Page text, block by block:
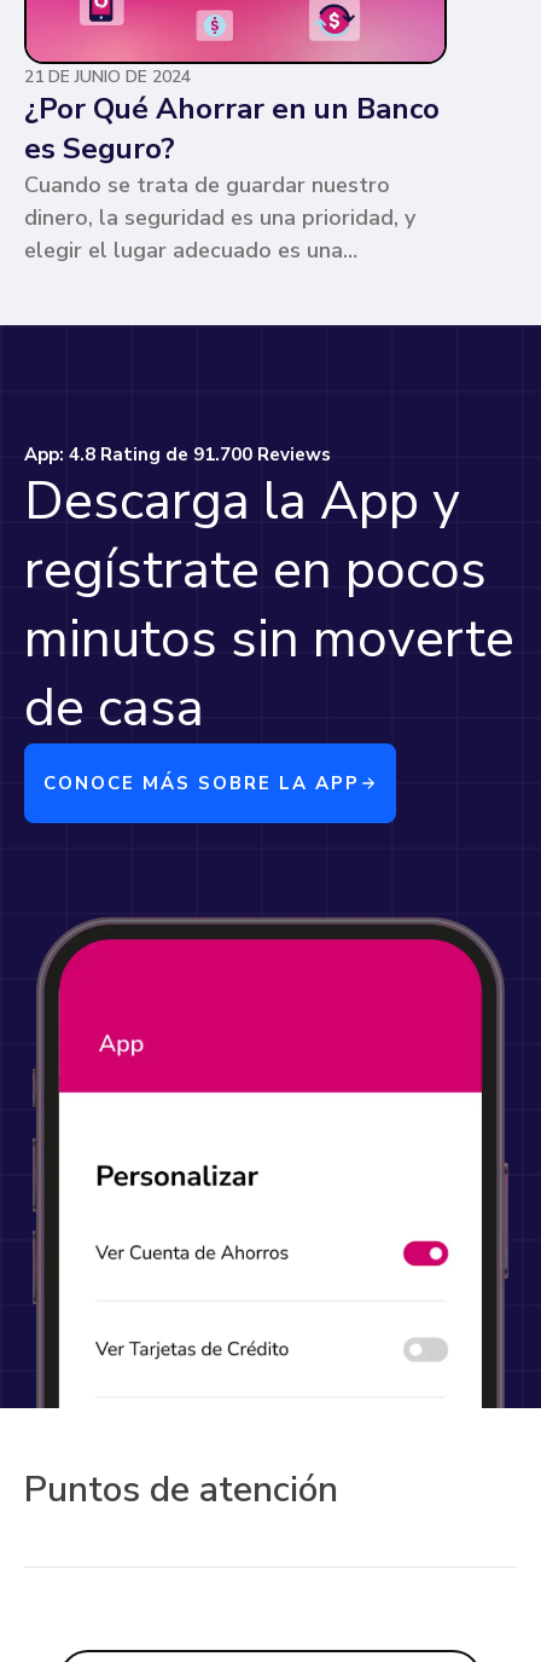
21 DE JUNIO DE 2024
¿Por Qué Ahorrar en un Banco
es Seguro?
Cuando se trata de guardar nuestro
dinero, la seguridad es una prioridad, y
elegir el lugar adecuado es una
App: 4.8 Rating de 91.700 Reviews
Descarga la App y
regístrate en pocos
minutos sin moverte
de casa
CONOCE MÁS SOBRE LA APP
Puntos de atención